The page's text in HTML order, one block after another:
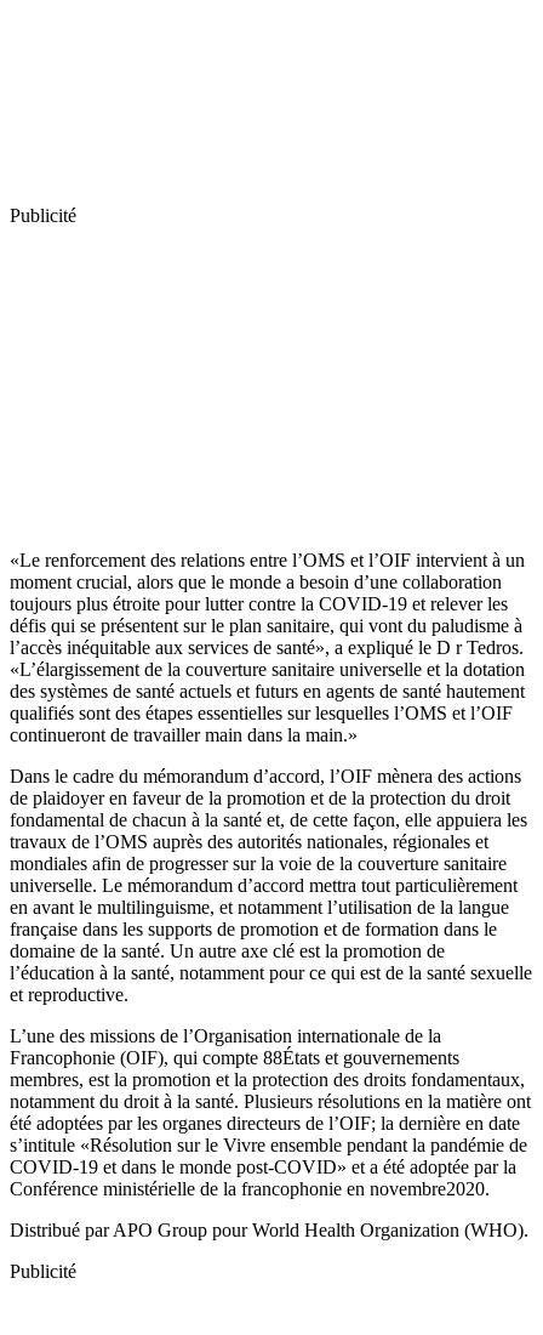
Publicité
«Le renforcement des relations entre l’OMS et l’OIF intervient à un
moment crucial, alors que le monde a besoin d’une collaboration
toujours plus étroite pour lutter contre la COVID-19 et relever les
défis qui se présentent sur le plan sanitaire, qui vont du paludisme à
l’accès inéquitable aux services de santé», a expliqué le D r Tedros.
«L’élargissement de la couverture sanitaire universelle et la dotation
des systèmes de santé actuels et futurs en agents de santé hautement
qualifiés sont des étapes essentielles sur lesquelles l’OMS et l’OIF
continueront de travailler main dans la main.»
Dans le cadre du mémorandum d’accord, l’OIF mènera des actions
de plaidoyer en faveur de la promotion et de la protection du droit
fondamental de chacun à la santé et, de cette façon, elle appuiera les
travaux de l’OMS auprès des autorités nationales, régionales et
mondiales afin de progresser sur la voie de la couverture sanitaire
universelle. Le mémorandum d’accord mettra tout particulièrement
en avant le multilinguisme, et notamment l’utilisation de la langue
française dans les supports de promotion et de formation dans le
domaine de la santé. Un autre axe clé est la promotion de
l’éducation à la santé, notamment pour ce qui est de la santé sexuelle
et reproductive.
L’une des missions de l’Organisation internationale de la
Francophonie (OIF), qui compte 88États et gouvernements
membres, est la promotion et la protection des droits fondamentaux,
notamment du droit à la santé. Plusieurs résolutions en la matière ont
été adoptées par les organes directeurs de l’OIF; la dernière en date
s’intitule «Résolution sur le Vivre ensemble pendant la pandémie de
COVID-19 et dans le monde post-COVID» et a été adoptée par la
Conférence ministérielle de la francophonie en novembre2020.
Distribué par APO Group pour World Health Organization (WHO).
Publicité